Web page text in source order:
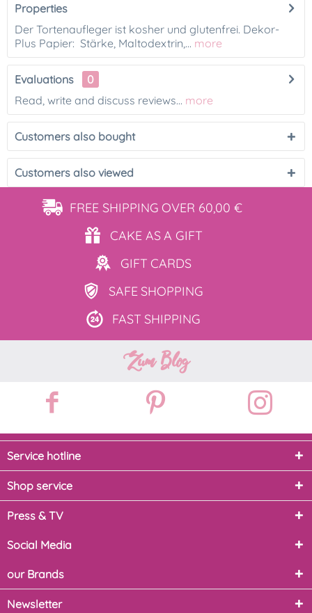
Properties
Der Tortenaufleger ist kosher und glutenfrei. Dekor-
Plus Papier: Stärke, Maltodextrin,... more
Evaluations
0
Read, write and discuss reviews... more
Customers also bought
Customers also viewed
FREE SHIPPING OVER 60,00 €
CAKE ASA GIFT
GIFT CARDS
SAFE SHOPPING
FAST SHIPPING
Zum Blog
Service hotline
Shop service
Press & TV
Social Media
our Brands
Newsletter